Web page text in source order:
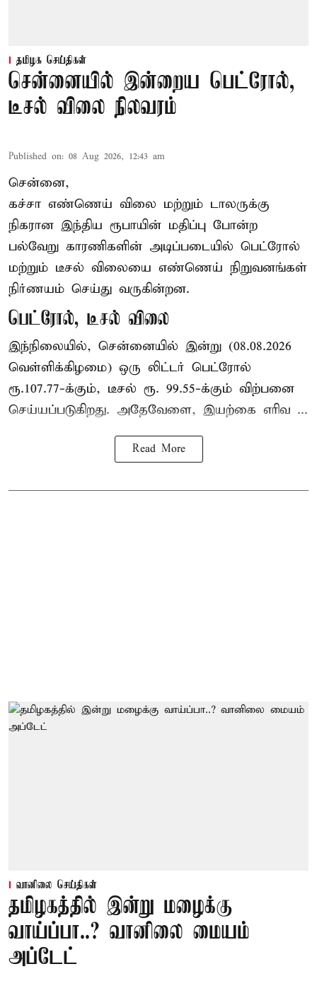
தமிழக செய்திகள்
சென்னையில் இன்றைய பெட்ரோல்,
டீசல் விலை நிலவரம்
Published on: 08 Aug 2026, 12:43 am
சென்னை,
கச்சா எண்ணெய் விலை மற்றும் டாலருக்கு
நிகரான இந்திய ரூபாயின் மதிப்பு போன்ற
பல்வேறு காரணிகளின் அடிப்படையில் பெட்ரோல்
மற்றும் டீசல் விலையை எண்ணெய் நிறுவனங்கள்
நிர்ணயம் செய்து வருகின்றன.
பெட்ரோல், டீசல் விலை
இந்நிலையில், சென்னையில் இன்று (08.08.2026
வெள்ளிக்கிழமை) ஒரு லிட்டர் பெட்ரோல்
ரூ.107.77-க்கும், டீசல் ரூ. 99.55-க்கும் விற்பனை
செய்யப்படுகிறது. அதேவேளை, இயற்கை எரிவ ...
Read More
வானிலை செய்திகள்
தமிழகத்தில் இன்று மழைக்கு
வாய்ப்பா..? வானிலை மையம்
அப்டேட்